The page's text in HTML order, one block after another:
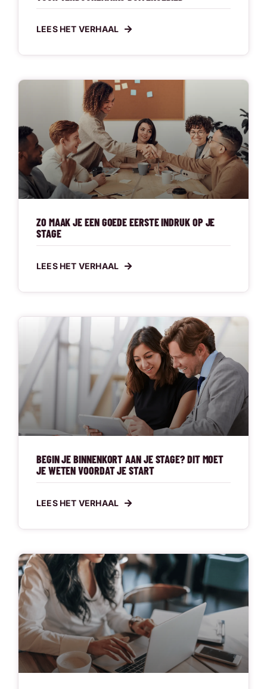
LEES HET VERHAAL
ZO MAAK JE EEN GOEDE EERSTE INDRUK OP JE
STAGE
LEES HET VERHAAL
BEGIN JE BINNENKORT AAN JE STAGE? DIT MOET
JE WETEN VOORDAT JE START
LEES HET VERHAAL